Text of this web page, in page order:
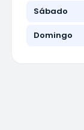
Sábado
Domingo